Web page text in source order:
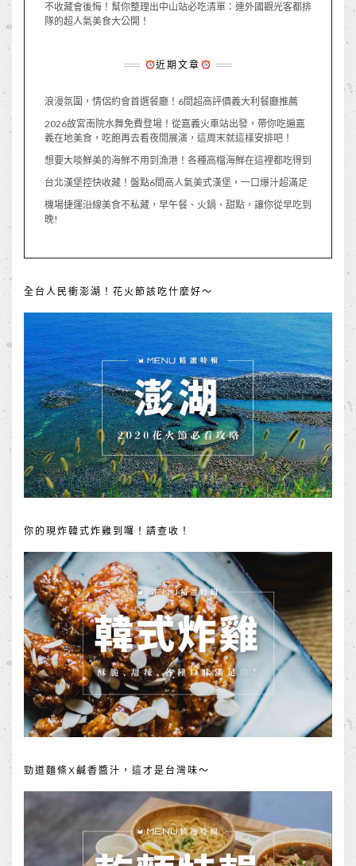
不收藏會後悔！幫你整理出中山站必吃清單：連外國觀光客都排
隊的超人氣美食大公開！
近期文章
浪漫氛圍，情侶約會首選餐廳！6間超高評價義大利餐廳推薦
2026故宮南院水舞免費登場！從嘉義火車站出發，帶你吃遍嘉
義在地美食，吃飽再去看夜間展演，這周末就這樣安排吧！
想要大啖鮮美的海鮮不用到漁港！各種高檔海鮮在這裡都吃得到
台北漢堡控快收藏！盤點6間高人氣美式漢堡，一口爆汁超滿足
機場捷運沿線美食不私藏，早午餐、火鍋、甜點，讓你從早吃到
晚!
全台人民衝澎湖！花火節該吃什麼好～
你的現炸韓式炸雞到囉！請查收！
勁道麵條X鹹香醬汁，這才是台灣味～